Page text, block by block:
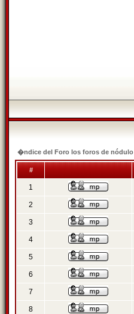
�ndice del Foro los foros de nódulo
#
1
2
3
4
5
6
7
8